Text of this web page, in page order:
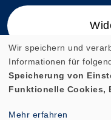
Cookie
Wir speichern und
Informationen für
Speicherung von
Funktionelle Cookies,
Mehr erfahren